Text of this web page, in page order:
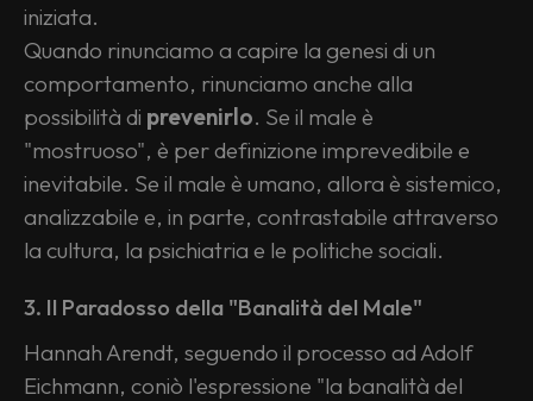
iniziata.
Quando rinunciamo a capire la genesi di un
comportamento, rinunciamo anche alla
possibilità di prevenirlo. Se il male è
"mostruoso", è per definizione imprevedibile e
inevitabile. Se il male è umano, allora è sistemico,
analizzabile e, in parte, contrastabile attraverso
la cultura, la psichiatria e le politiche sociali.
3. Il Paradosso della "Banalità del Male"
Hannah Arendt, seguendo il processo ad Adolf
Eichmann, coniò l'espressione "la banalità del